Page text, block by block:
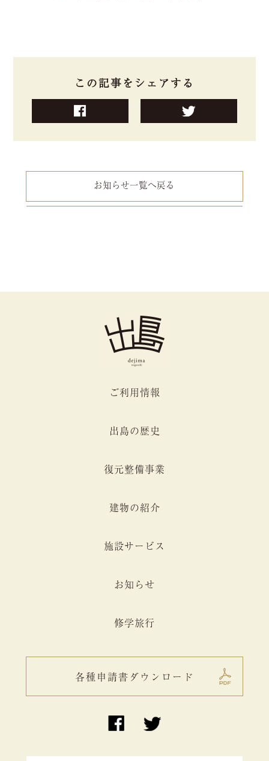
この記事をシェアする
お知らせ一覧へ戻る
ご利用情報
出島の歴史
復元整備事業
建物の紹介
施設サービス
お知らせ
修学旅行
各種申請書ダウンロード